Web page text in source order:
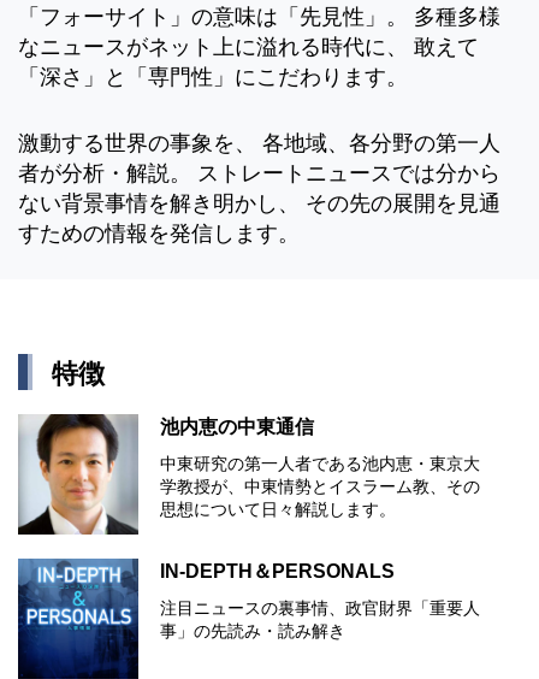
「フォーサイト」の意味は「先見性」。 多種多様
なニュースがネット上に溢れる時代に、 敢えて
「深さ」と「専門性」にこだわります。
激動する世界の事象を、 各地域、各分野の第一人
者が分析・解説。 ストレートニュースでは分から
ない背景事情を解き明かし、 その先の展開を見通
すための情報を発信します。
特徴
池内恵の中東通信
中東研究の第⼀⼈者である池内恵・東京⼤
学教授が、中東情勢とイスラーム教、その
思想について⽇々解説します。
IN-DEPTH＆PERSONALS
注目ニュースの裏事情、政官財界「重要人
事」の先読み・読み解き